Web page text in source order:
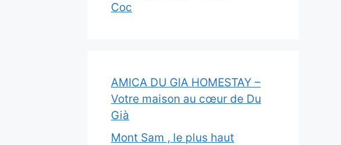
Coc
AMICA DU GIA HOMESTAY –
Votre maison au cœur de Du
Già
Mont Sam , le plus haut